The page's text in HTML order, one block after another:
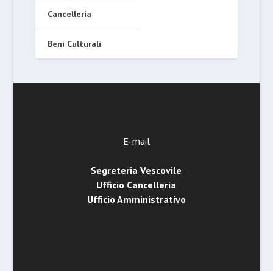
Cancelleria
Beni Culturali
E-mail
Segreteria Vescovile
Ufficio Cancelleria
Ufficio Amministrativo